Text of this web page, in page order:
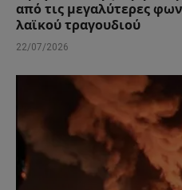
από τις μεγαλύτερες
λαϊκού τραγουδιού
22/07/2026